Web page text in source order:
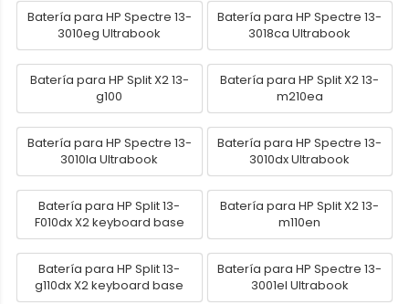
Batería para HP Spectre 13-
3010eg Ultrabook
Batería para HP Spectre 13-
3018ca Ultrabook
Batería para HP Split X2 13-
g100
Batería para HP Split X2 13-
m210ea
Batería para HP Spectre 13-
3010la Ultrabook
Batería para HP Spectre 13-
3010dx Ultrabook
Batería para HP Split 13-
F010dx X2 keyboard base
Batería para HP Split X2 13-
m110en
Batería para HP Split 13-
g110dx X2 keyboard base
Batería para HP Spectre 13-
3001el Ultrabook